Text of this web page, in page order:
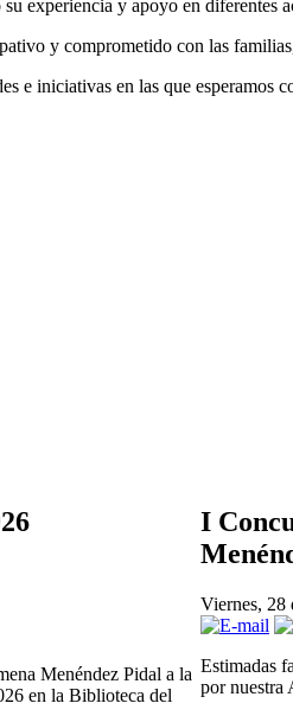
experiencia y apoyo en diferentes
y comprometido con las
e iniciativas en las que esperamos
Menéndez Pidal a la
en la Biblioteca del
I
Viernes, 28
Estimadas
por nuestra